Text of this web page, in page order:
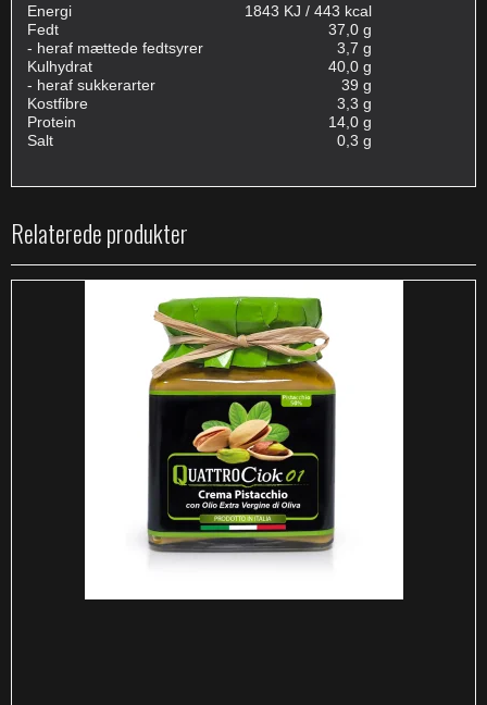
Energi
1843 KJ / 443 kcal
Fedt
37,0 g
- heraf mættede fedtsyrer
3,7 g
Kulhydrat
40,0 g
- heraf sukkerarter
39 g
Kostfibre
3,3 g
Protein
14,0 g
Salt
0,3 g
Relaterede produkter